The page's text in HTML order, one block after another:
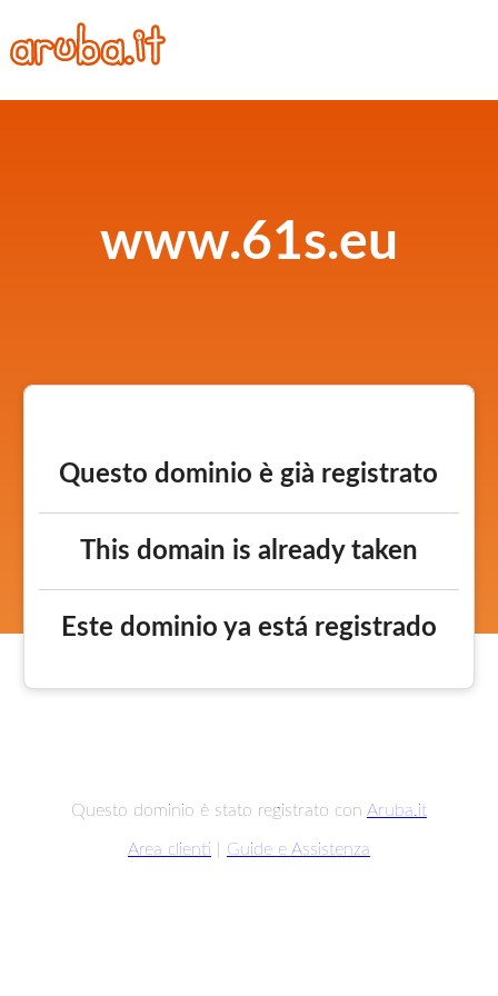
www.61s.eu
Questo dominio è già registrato
This domain is already taken
Este dominio ya está registrado
Questo dominio è stato registrato con Aruba.it
Area clienti Guide e Assistenza